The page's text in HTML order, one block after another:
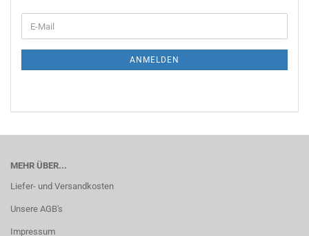
ZUR
E-
Mail
ANMELDEN
MEHR ÜBER...
Liefer- und Versandkosten
Unsere AGB's
Impressum